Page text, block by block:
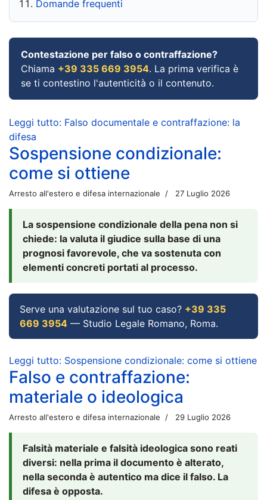
Domande frequenti
Contestazione per falso o contraffazione?
Chiama +39 335 669 3954. La prima verifica è
se ti contestino l'autenticità o il contenuto.
Leggi tutto: Falso documentale e contraffazione: la
difesa
Sospensione condizionale:
come si ottiene
Arresto all'estero e difesa internazionale 27 Luglio 2026
La sospensione condizionale della pena non si
chiede: la valuta il giudice sulla base di una
prognosi favorevole, che va sostenuta con
elementi concreti portati al processo.
Serve una valutazione sul tuo caso? +39 335
669 3954 — Studio Legale Romano, Roma.
Leggi tutto: Sospensione condizionale: come si ottiene
Falso e contraffazione:
materiale o ideologica
Arresto all'estero e difesa internazionale 29 Luglio 2026
Falsità materiale e falsità ideologica sono reati
diversi: nella prima il documento è alterato,
nella seconda è autentico ma dice il falso. La
difesa è opposta.